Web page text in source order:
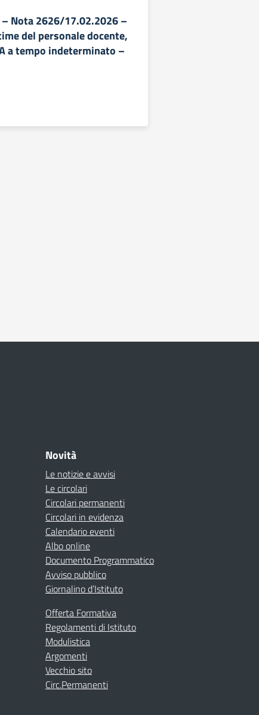
Nota 2626/17.02.2026 –
del personale docente,
a tempo indeterminato –
Novità
Le notizie e avvisi
Le circolari
Circolari permanenti
Circolari in evidenza
Calendario eventi
Albo online
Documento Programmatico
Avviso pubblico
Giornalino d’Istituto
Offerta Formativa
Regolamenti di Istituto
Modulistica
Argomenti
Vecchio sito
Circ.Permanenti